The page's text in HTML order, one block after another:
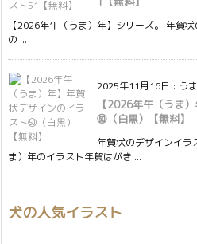
【2026年午（うま）年】シリーズ。 年賀
の ...
2025年11月16日 : う
【2026年午（うま
㊿（白黒）【無料】
年賀状のデザインイラ
ま）年のイラスト年賀はがき ...
犬の人気イラスト